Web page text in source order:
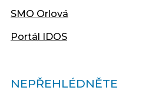
SMO Orlová
Portál IDOS
NEPŘEHLÉDNĚTE